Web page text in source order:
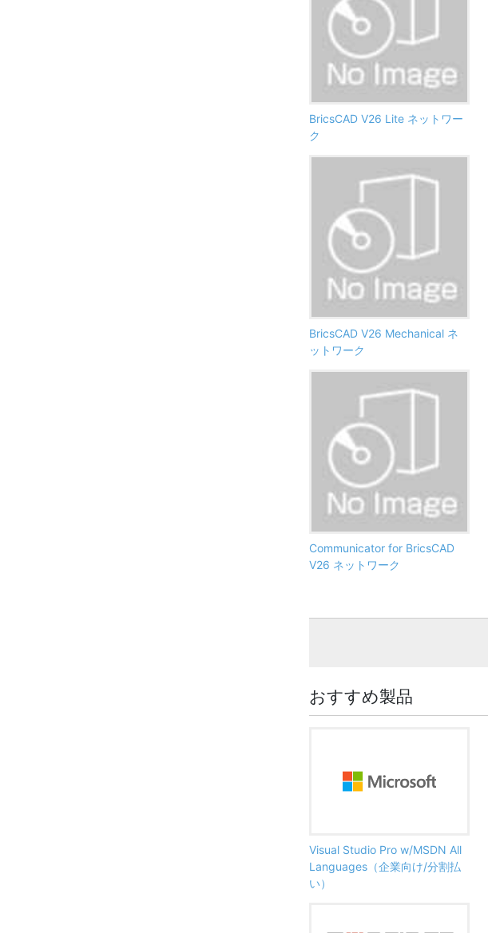
BricsCAD V26 Lite ネットワー
ク
BricsCAD V26 Mechanical ネ
ットワーク
Communicator for BricsCAD
V26 ネットワーク
おすすめ製品
Visual Studio Pro w/MSDN All
Languages（企業向け/分割払
い）